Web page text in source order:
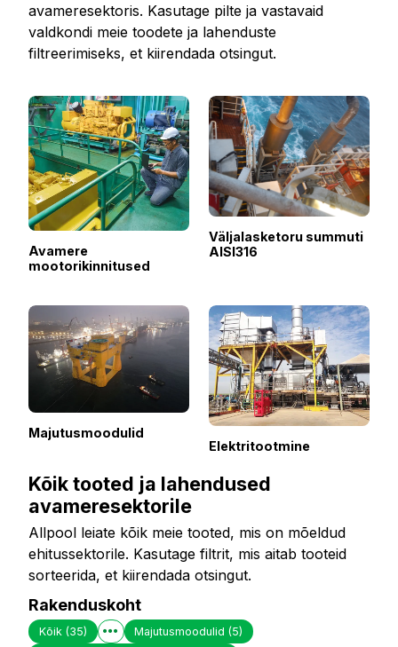
avameresektoris. Kasutage pilte ja vastavaid
valdkondi meie toodete ja lahenduste
filtreerimiseks, et kiirendada otsingut.
Avamere
mootorikinnitused
Väljalasketoru summuti
AISI316
Majutusmoodulid
Elektritootmine
Kõik tooted ja lahendused
avameresektorile
Allpool leiate kõik meie tooted, mis on mõeldud
ehitussektorile. Kasutage filtrit, mis aitab tooteid
sorteerida, et kiirendada otsingut.
Rakenduskoht
Kõik (35) Majutusmoodulid(5)